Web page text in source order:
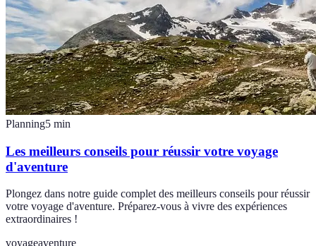
Planning5 min
Les meilleurs conseils pour réussir votre voyage
d'aventure
Plongez dans notre guide complet des meilleurs conseils pour réussir
votre voyage d'aventure. Préparez-vous à vivre des expériences
extraordinaires !
voyageaventure